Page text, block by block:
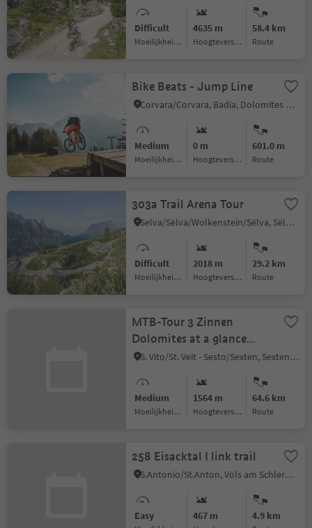
Difficult
Moeilijkheidsgraad
4635 m
Hoogteverschil
58.4 km
Route
Bike Beats - Jump Line
Corvara/Corvara, Badia, Dolomites Region Alta Badia
Medium
Moeilijkheidsgraad
0 m
Hoogteverschil
601.0 m
Route
303a Trail Arena Tour
Selva/Sëlva/Wolkenstein/Sëlva, Sëlva/Selva di Val Gardena, Dolomites Region Val Gardena
Difficult
Moeilijkheidsgraad
2018 m
Hoogteverschil
29.2 km
Route
MTB-Tour 3 Zinnen
Dolomites at a glance
(013)
S. Vito/St. Veit - Sesto/Sexten, Sexten/Sesto, Dolomites Region 3 Zinnen
Medium
Moeilijkheidsgraad
1564 m
Hoogteverschil
64.6 km
Route
258 Eisacktal I link trail
S.Antonio/St.Anton, Völs am Schlern/Fiè allo Sciliar, Dolomites Region Seiser Alm
Easy 467 m 4.9 km